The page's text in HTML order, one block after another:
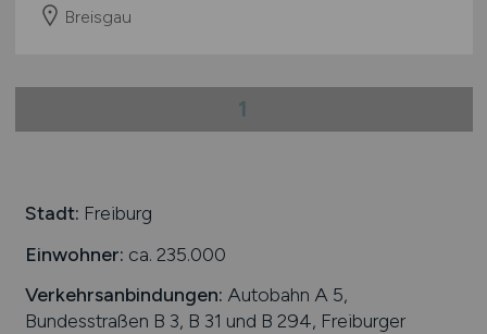
Breisgau
1
Stadt: Freiburg
Einwohner: ca. 235.000
Verkehrsanbindungen: Autobahn A 5,
Bundesstraßen B 3, B 31 und B 294, Freiburger